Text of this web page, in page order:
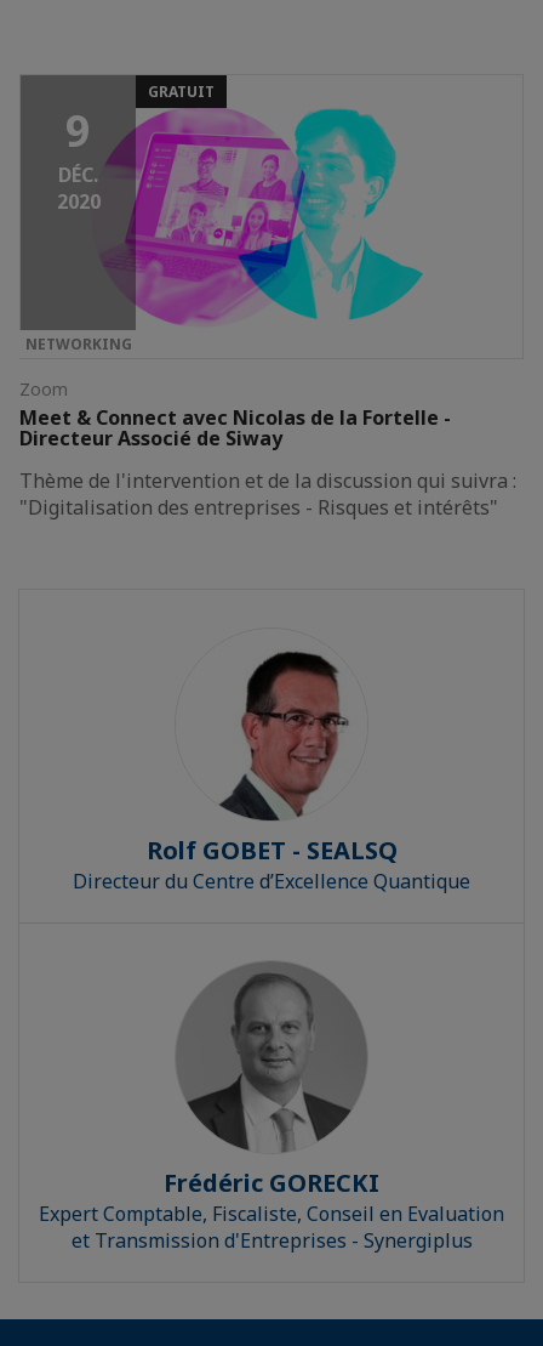
9
DÉC.
2020
GRATUIT
NETWORKING
Zoom
Meet & Connect avec Nicolas de la Fortelle -
Directeur Associé de Siway
Thème de l'intervention et de la discussion qui suivra :
"Digitalisation des entreprises - Risques et intérêts"
Rolf GOBET - SEALSQ
Directeur du Centre d’Excellence Quantique
Frédéric GORECKI
Expert Comptable, Fiscaliste, Conseil en Evaluation
et Transmission d'Entreprises - Synergiplus